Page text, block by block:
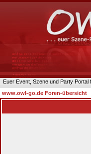
Euer Event, Szene und Party
www.owl-go.de Foren-übersicht